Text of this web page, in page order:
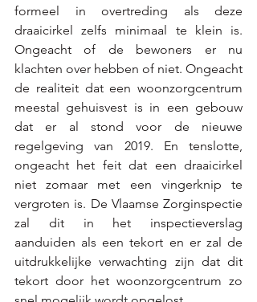
formeel in overtreding als deze
draaicirkel zelfs minimaal te klein is.
Ongeacht of de bewoners er nu
klachten over hebben of niet. Ongeacht
de realiteit dat een woonzorgcentrum
meestal gehuisvest is in een gebouw
dat er al stond voor de nieuwe
regelgeving van 2019. En tenslotte,
ongeacht het feit dat een draaicirkel
niet zomaar met een vingerknip te
vergroten is. De Vlaamse Zorginspectie
zal dit in het inspectieverslag
aanduiden als een tekort en er zal de
uitdrukkelijke verwachting zijn dat dit
tekort door het woonzorgcentrum zo